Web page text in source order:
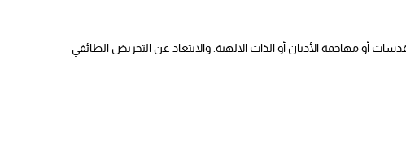
أو مهاجمة الأديان أو الذات الالهية. والابتعاد عن التحريض الطائفي